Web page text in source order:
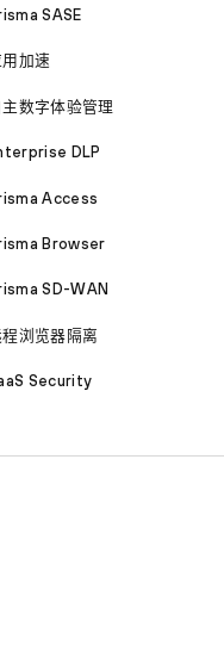
SASE
用加速
主数字体验管理
DLP
Access
Browser
SD-WAN
浏览器隔离
Security